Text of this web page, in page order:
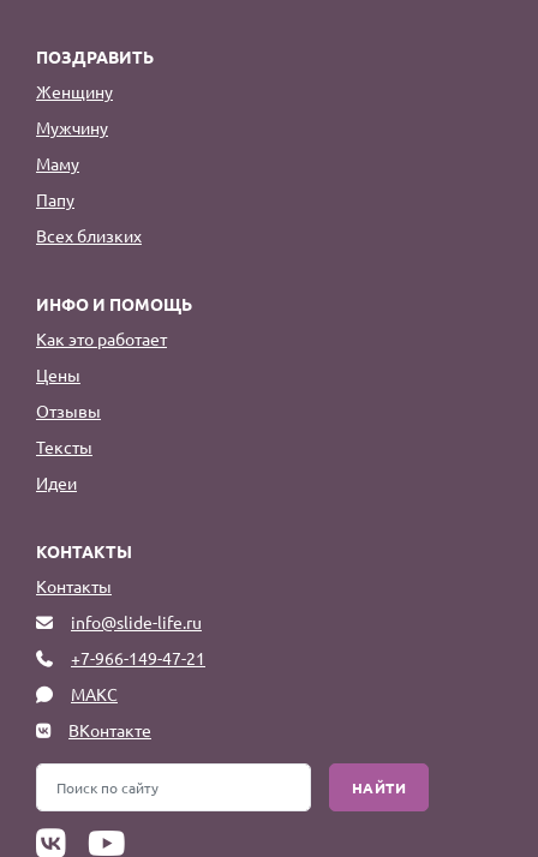
ПОЗДРАВИТЬ
Женщину
Мужчину
Маму
Папу
Всех близких
ИНФО И ПОМОЩЬ
Как это работает
Цены
Отзывы
Тексты
Идеи
КОНТАКТЫ
Контакты
info@slide-life.ru
+7-966-149-47-21
МАКС
ВКонтакте
НАЙТИ